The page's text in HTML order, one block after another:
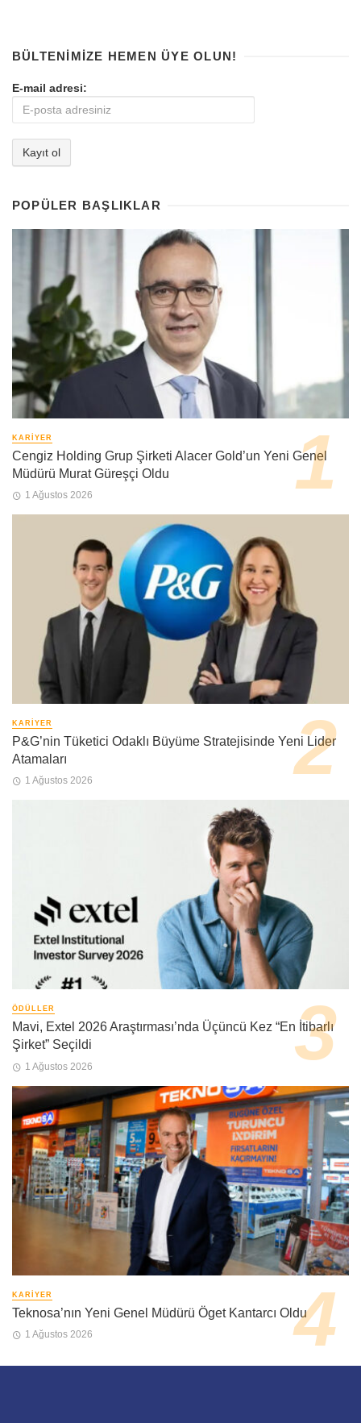
BÜLTENIMIZE HEMEN ÜYE OLUN!
E-mail adresi:
POPÜLER BAŞLIKLAR
KARIYER
Cengiz Holding Grup Şirketi Alacer Gold’un Yeni Genel
Müdürü Murat Güreşçi Oldu
1 Ağustos 2026
KARIYER
P&G’nin Tüketici Odaklı Büyüme Stratejisinde Yeni Lider
Atamaları
1 Ağustos 2026
ÖDÜLLER
Mavi, Extel 2026 Araştırması’nda Üçüncü Kez “En İtibarlı
Şirket” Seçildi
1 Ağustos 2026
KARIYER
Teknosa’nın Yeni Genel Müdürü Öget Kantarcı Oldu
1 Ağustos 2026